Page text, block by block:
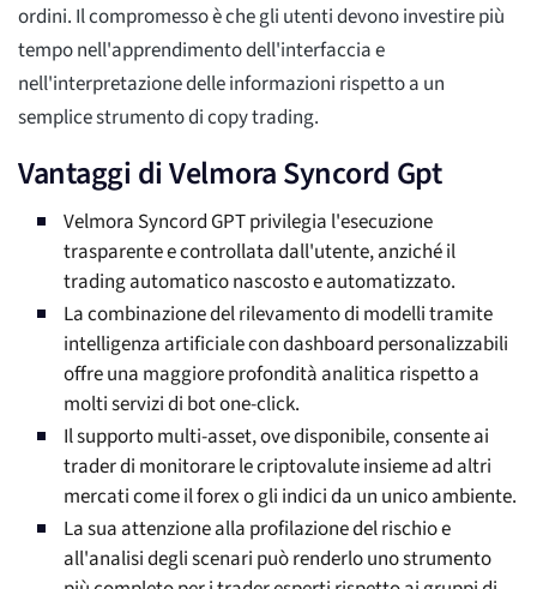
ordini. Il compromesso è che gli utenti devono investire più
tempo nell'apprendimento dell'interfaccia e
nell'interpretazione delle informazioni rispetto a un
semplice strumento di copy trading.
Vantaggi di Velmora Syncord Gpt
Velmora Syncord GPT privilegia l'esecuzione
trasparente e controllata dall'utente, anziché il
trading automatico nascosto e automatizzato.
La combinazione del rilevamento di modelli tramite
intelligenza artificiale con dashboard personalizzabili
offre una maggiore profondità analitica rispetto a
molti servizi di bot one-click.
Il supporto multi-asset, ove disponibile, consente ai
trader di monitorare le criptovalute insieme ad altri
mercati come il forex o gli indici da un unico ambiente.
La sua attenzione alla profilazione del rischio e
all'analisi degli scenari può renderlo uno strumento